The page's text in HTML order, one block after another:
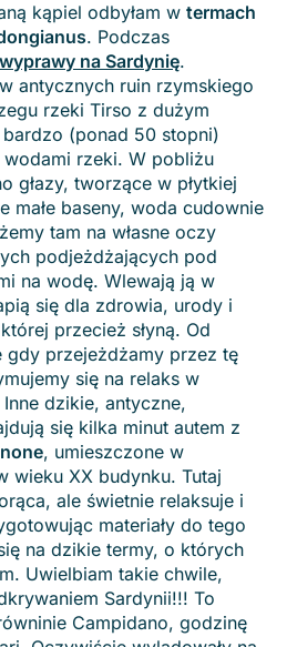
kąpiel odbyłam w termach
. Podczas
na Sardynię.
antycznych ruin rzymskiego
rzeki Tirso z dużym
(ponad 50 stopni)
rzeki. W pobliżu
głazy, tworzące w płytkiej
małe baseny, woda cudownie
tam na własne oczy
podjeżdżających pod
na wodę. Wlewają ją w
się dla zdrowia, urody i
przecież słyną. Od
gdy przejeżdżamy przez tę
się na relaks w
dzikie, antyczne,
się kilka minut autem z
, umieszczone w
wieku XX budynku. Tutaj
ale świetnie relaksuje i
materiały do tego
na dzikie termy, o których
Uwielbiam takie chwile,
Sardynii!!! To
Campidano, godzinę